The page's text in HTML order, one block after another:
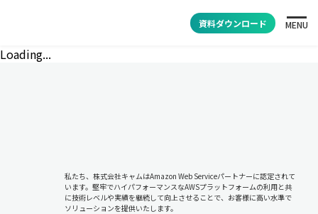
資料ダウンロード MENU
Loading...
私たち、株式会社キャムはAmazon Web Serviceパートナーに認定されて
います。堅牢でハイパフォーマンスなAWSプラットフォームの利用と共
に技術レベルや実績を継続して向上させることで、お客様に高い水準で
ソリューションを提供いたします。